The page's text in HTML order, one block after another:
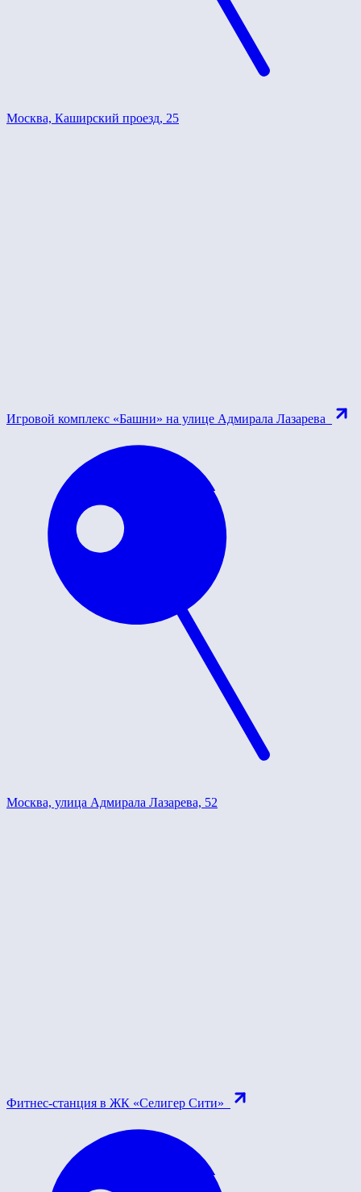
Москва, Каширский проезд, 25
Игровой комплекс «Башни» на улице Адмирала Лазарева
Москва, улица Адмирала Лазарева, 52
Фитнес-станция в ЖК «Селигер Сити»